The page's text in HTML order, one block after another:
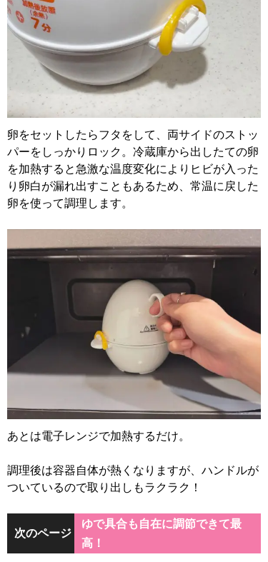
卵をセットしたらフタをして、両サイドのストッ
パーをしっかりロック。冷蔵庫から出したての卵
を加熱すると急激な温度変化によりヒビが入った
り卵白が漏れ出すこともあるため、常温に戻した
卵を使って調理します。
あとは電子レンジで加熱するだけ。
調理後は容器自体が熱くなりますが、ハンドルが
ついているので取り出しもラクラク！
次のページ
ゆで具合も自在に調節できて最
高！